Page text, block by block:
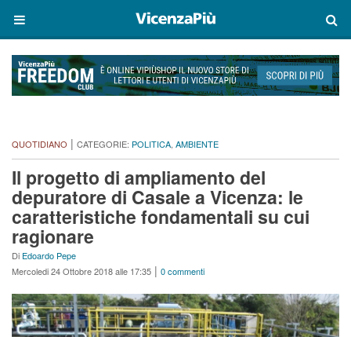
QUOTIDIANO | CATEGORIE: POLITICA, AMBIENTE
Il progetto di ampliamento del
depuratore di Casale a Vicenza: le
caratteristiche fondamentali su cui
ragionare
Di Edoardo Pepe
Mercoledi 24 Ottobre 2018 alle 17:35 | 0 commenti